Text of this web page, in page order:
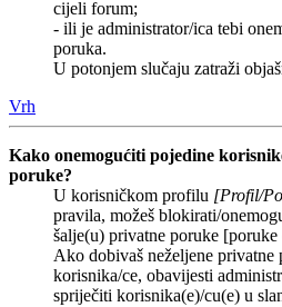
cijeli forum;
- ili je administrator/ica tebi
poruka.
U potonjem slučaju zatraži
Vrh
Kako onemogućiti pojedine
poruke?
U korisničkom profilu [Profil/
pravila, možeš blokirati/
šalje(u) privatne poruke
Ako dobivaš neželjene privatne
korisnika/ce, obavijesti
spriječiti korisnika(e)/cu(e) u